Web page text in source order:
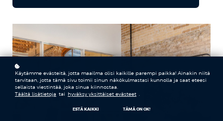
Käytämme evästeitä, jotta maailma olisi kaikille parempi paikka! Ainakin niitä
tarvitaan, jotta tämä sivu toimii sinun näkökulmastasi kunnolla ja saat eteesi
sellaista viestintää, joka sinua kiinnostaa.
Täältä lisätietoja tai hyväksy yksittäiset evästeet
ESTÄ KAIKKI TÄMÄ ON OK!